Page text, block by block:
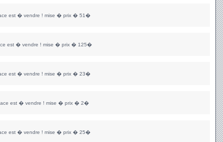
est � vendre ! mise � prix � 51�
est � vendre ! mise � prix � 125�
est � vendre ! mise � prix � 23�
est � vendre ! mise � prix � 2�
est � vendre ! mise � prix � 25�